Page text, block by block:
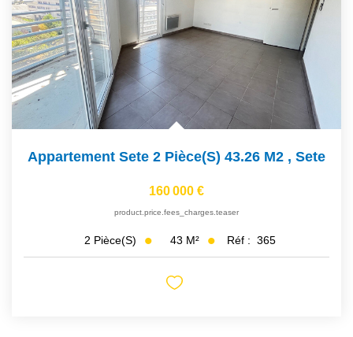
Appartement Sete 2 Pièce(s) 43.26 M2 , Sete
160 000 €
product.price.fees_charges.teaser
2 Pièce(s) 43 M² Réf : 365